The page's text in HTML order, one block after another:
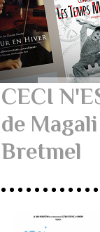
CECI
de
Bretmel